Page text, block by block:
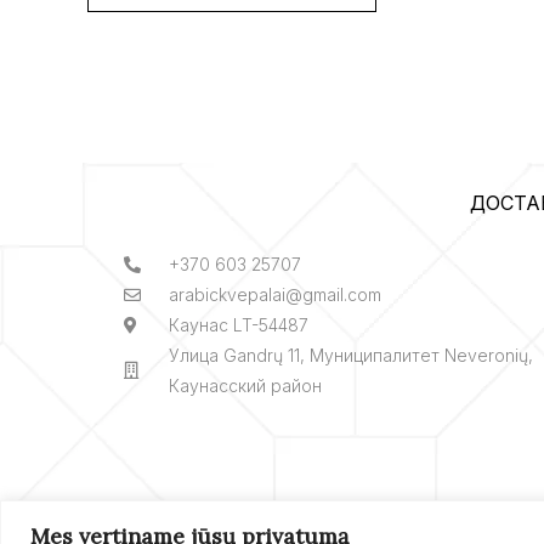
Mes vertiname jūsų privatumą
+370 603 25707
arabickvepalai@gmail.com
Каунас LT-54487
Улица Gandrų 11, Муниципалитет Neveronių,
Каунасский район